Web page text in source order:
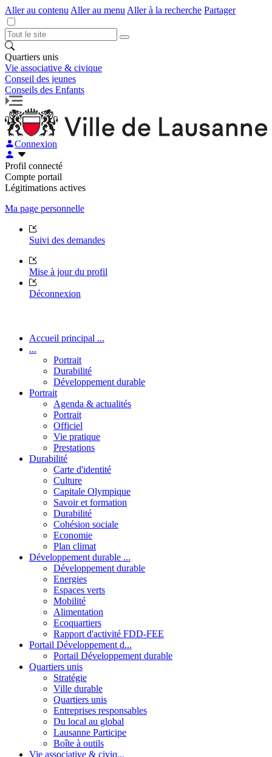
Aller au contenu Aller au menu Aller à la recherche Partager
Quartiers unis
Vie associative & civique
Conseil des jeunes
Conseils des Enfants
Connexion
Profil connecté
Compte portail
Légitimations actives
Ma page personnelle
Suivi des demandes
Mise à jour du profil
Déconnexion
Accueil principal ...
...
Portrait
Durabilité
Développement durable
Portrait
Agenda & actualités
Portrait
Officiel
Vie pratique
Prestations
Durabilité
Carte d'identité
Culture
Capitale Olympique
Savoir et formation
Durabilité
Cohésion sociale
Economie
Plan climat
Développement durable ...
Développement durable
Energies
Espaces verts
Mobilité
Alimentation
Ecoquartiers
Rapport d'activité FDD-FEE
Portail Développement d...
Portail Développement durable
Quartiers unis
Stratégie
Ville durable
Quartiers unis
Entreprises responsables
Du local au global
Lausanne Participe
Boîte à outils
Vie associative & civiq...